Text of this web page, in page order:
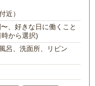
近）
、好きな日に働くこと
から選択)
呂、洗面所、リビン